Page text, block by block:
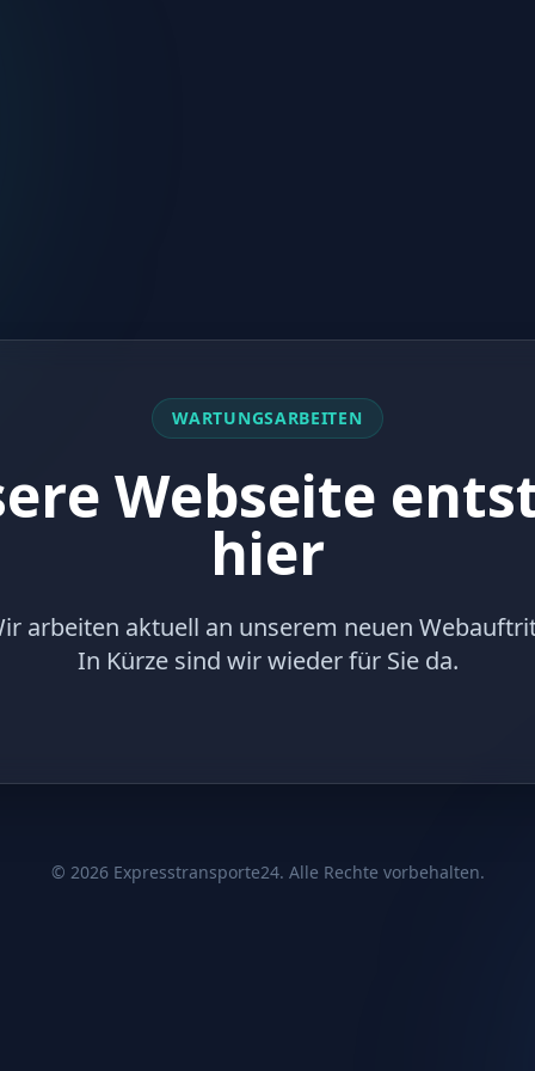
WARTUNGSARBEITEN
Webseite
hier
arbeiten aktuell an unserem neuen
In Kürze sind wir wieder für Sie da.
© 2026Expresstransporte24. Alle Rechte vorbehalten.